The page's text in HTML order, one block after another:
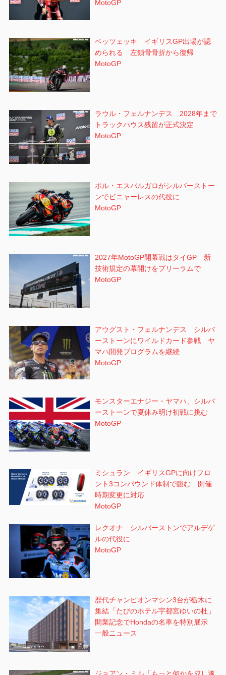
MotoGP
ベッツェッキ イギリスGP出場が認
められる 左鎖骨骨折から復帰
MotoGP
ラウル・フェルナンデス 2028年まで
トラックハウス残留が正式決定
MotoGP
ポル・エスパルガロがシルバーストー
ンでビニャーレスの代役に
MotoGP
2027年MotoGP開幕戦はタイGP 新
技術規定の幕開けをブリーラムで
MotoGP
アウグスト・フェルナンデス シルバ
ーストーンにワイルドカード参戦 ヤ
マハ開発プログラムを継続
MotoGP
モンスターエナジー・ヤマハ、シルバ
ーストーンで夏休み明け初戦に挑む
MotoGP
ミシュラン イギリスGPに向けフロ
ント3コンパウンド体制で臨む 開催
時期変更に対応
MotoGP
レクオナ シルバーストンでアルデゲ
ルの代役に
MotoGP
歴代チャンピオンマシン3台が栃木に
集結「たびのホテル宇都宮ゆいの杜」
開業記念でHondaの名車を特別展示
一般ニュース
ジョアン・ミル「もっと何かを成し遂